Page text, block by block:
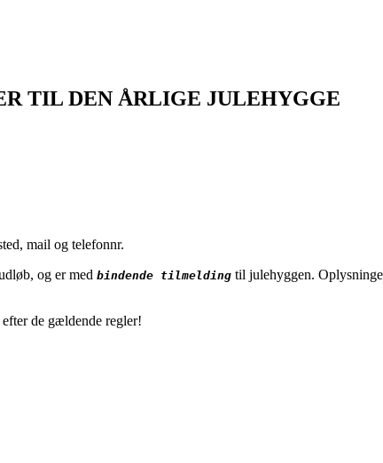
TIL DEN ÅRLIGE JULEHYGGE
mail og telefonnr.
og er med bindende tilmelding til julehyggen.
de gældende regler!